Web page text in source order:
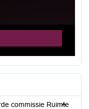
commissie Ruimte